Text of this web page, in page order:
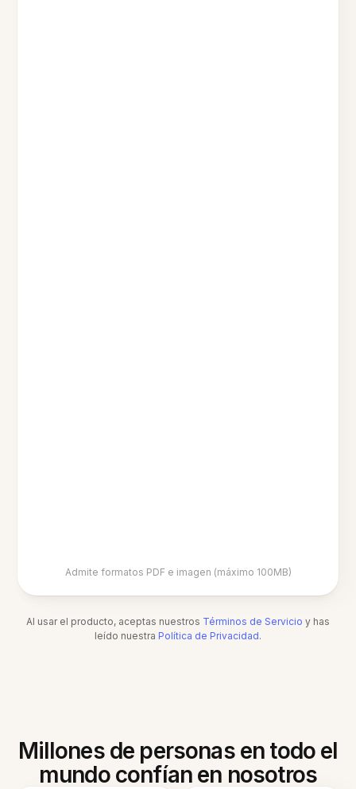
Admite formatos PDF e imagen (máximo 100MB)
Al usar el producto, aceptas nuestros Términos de Servicio y has
leído nuestra Política de Privacidad.
Millones de personas en todo el
mundo confían en nosotros